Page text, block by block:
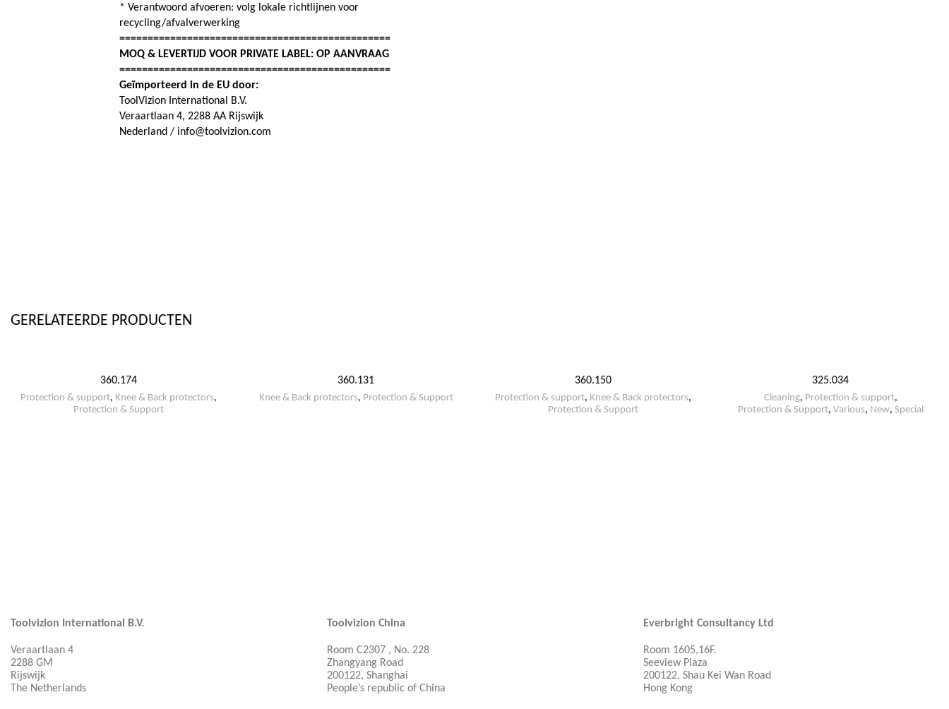
* Verantwoord afvoeren: volg lokale richtlijnen voor
recycling/afvalverwerking
================================================
MOQ & LEVERTIJD VOOR PRIVATE LABEL: OP AANVRAAG
================================================
Geïmporteerd in de EU door:
ToolVizion International B.V.
Veraartlaan 4, 2288 AA Rijswijk
Nederland / info@toolvizion.com
GERELATEERDE PRODUCTEN
360.174
Protection & support, Knee & Back protectors,
Protection & Support
360.131
Knee & Back protectors, Protection & Support
360.150
Protection & support, Knee & Back protectors,
Protection & Support
325.034
Cleaning, Protection & support,
Protection & Support, Various, New, Special
Toolvizion International B.V.
Veraartlaan 4
2288 GM
Rijswijk
The Netherlands
Toolvizion China
Room C2307 , No. 228
Zhangyang Road
200122, Shanghai
People’s republic of China
Everbright Consultancy Ltd
Room 1605,16F.
Seeview Plaza
200122, Shau Kei Wan Road
Hong Kong